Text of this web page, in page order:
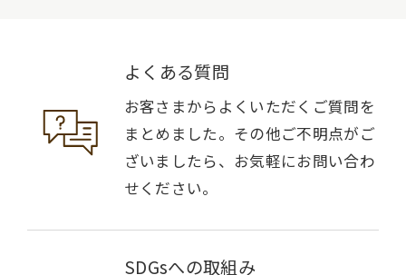
よくある質問
お客さまからよくいただくご質問を
まとめました。その他ご不明点がご
ざいましたら、お気軽にお問い合わ
せください。
SDGsへの取組み